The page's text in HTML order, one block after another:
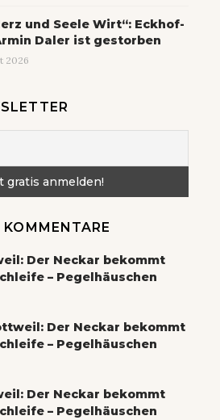
und Seele Wirt“: Eckhof-
Daler ist gestorben
2026
Der Neckar bekommt
– Pegelhäuschen
Der Neckar bekommt
– Pegelhäuschen
Der Neckar bekommt
– Pegelhäuschen